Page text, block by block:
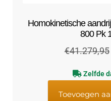
Homokinetische
800 Pk
€41.279,95
Zelfde
Toevoegen